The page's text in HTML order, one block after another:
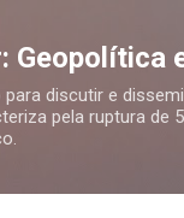
Geopolítica
discutir e
pela ruptura de